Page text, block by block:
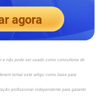
agora
não pode ser usado como consultoria de
tomar este artigo como base para
profissional independente para garantir